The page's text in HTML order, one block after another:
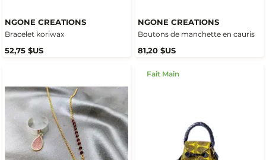
NGONE CREATIONS
Bracelet koriwax
52,75 $US
NGONE CREATIONS
Boutons de manchette en cauris
81,20 $US
Fait Main